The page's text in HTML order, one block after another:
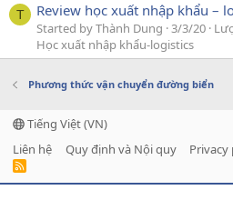
T Review học xuất nhập khẩu –
Started by Thành Dung 3/3/20
Học xuất nhập khẩu-logistics
Phương thức vận chuyển đường biển
Tiếng Việt (VN)
Liên hệ
Quy định và Nội quy Privacy
R